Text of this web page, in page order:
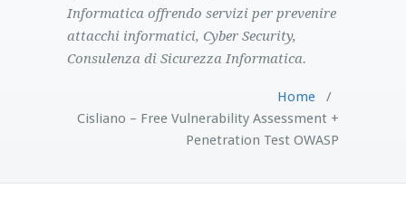
Informatica offrendo servizi per prevenire
attacchi informatici, Cyber Security,
Consulenza di Sicurezza Informatica.
Home/
Cisliano – Free Vulnerability Assessment +
Penetration Test OWASP